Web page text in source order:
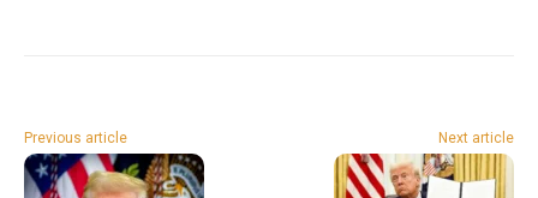
Previous article Next article